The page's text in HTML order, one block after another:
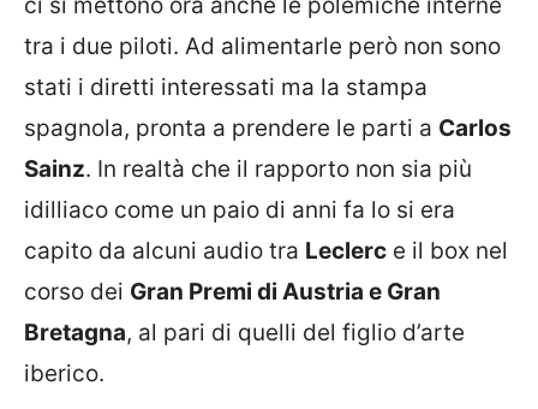
tra i due piloti. Ad alimentarle però non sono
stati i diretti interessati ma la stampa
spagnola, pronta a prendere le parti a Carlos
Sainz. In realtà che il rapporto non sia più
idilliaco come un paio di anni fa lo si era
capito da alcuni audio tra Leclerc e il box nel
corso dei Gran Premi di Austria e Gran
Bretagna, al pari di quelli del figlio d’arte
iberico.